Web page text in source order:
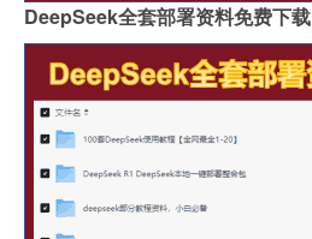
DeepSeek全套部署资料免费下载